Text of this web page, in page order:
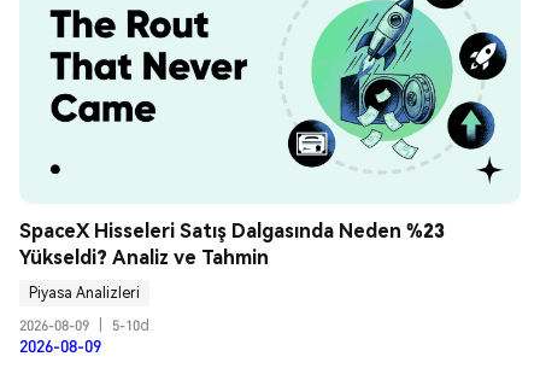
SpaceX Hisseleri Satış Dalgasında Neden %23
Yükseldi? Analiz ve Tahmin
Piyasa Analizleri
2026-08-09
5-10d
2026-08-09